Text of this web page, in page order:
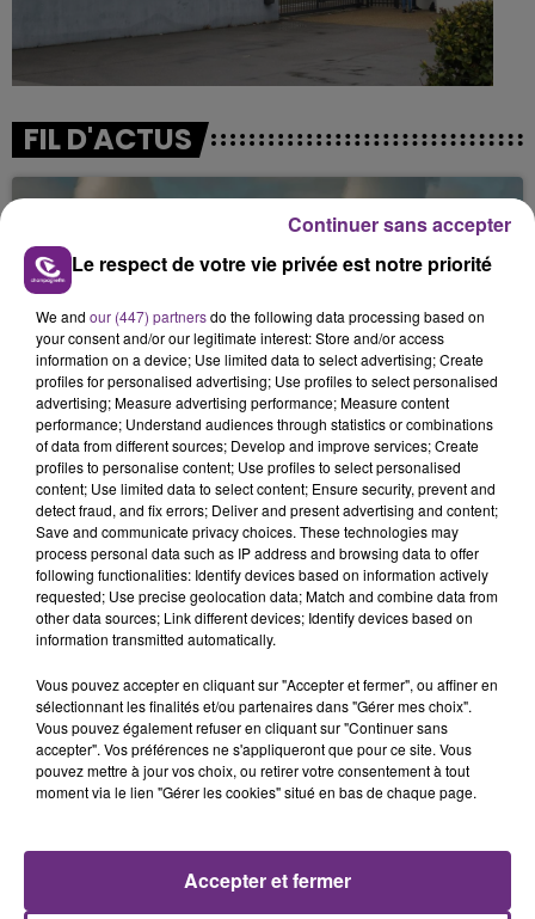
FIL D'ACTUS
LA CENTRALE NUCLÉAIRE DE CHOOZ
TOUJOURS À L'ARRÊT
Cela fait déjà une semaine que la centrale
nucléaire ardennaise est à l'arrêt. Une situation
justifiée par la sécheresse intense qui est toujours
présente.
LE MAGASIN JOUÉCLUB DE REIMS FERME
SES PORTES
C'était l'une des institutions du centre-ville
rémois. Le magasin JouéClub est contraint de
Le respect de votre vie privée est notre priorité
We and our (447) partnersdo the following data processing based on
your consent and/or our legitimate interest: Store and/or access
information on a device; Use limited data to select advertising; Create
profiles for personalised advertising; Use profiles to select personalised
advertising; Measure advertising performance; Measure content
performance; Understand audiences through statistics or combinations
of data from different sources; Develop and improve services; Create
profiles to personalise content; Use profiles to select personalised
content; Use limited data to select content; Ensure security, prevent and
detect fraud, and fix errors; Deliver and present advertising and content;
Save and communicate privacy choices. These technologies may
process personal data such as IP address and browsing data to offer
following functionalities: Identify devices based on information actively
requested; Use precise geolocation data; Match and combine data from
other data sources; Link different devices; Identify devices based on
information transmitted automatically.
Vous pouvez accepter en cliquant sur "Accepter et fermer", ou affiner en
sélectionnant les finalités et/ou partenaires dans "Gérer mes choix".
Vous pouvez également refuser en cliquant sur "Continuer sans
accepter". Vos préférences ne s'appliqueront que pour ce site. Vous
pouvez mettre à jour vos choix, ou retirer votre consentement à tout
moment via le lien "Gérer les cookies" situé en bas de chaque page.
Accepter et fermer
Continuer sans accepter